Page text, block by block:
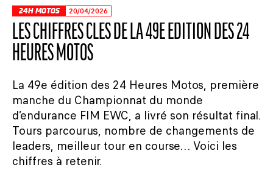
24H MOTOS 20/04/2026
LES CHIFFRES CLÉS DE LA 49E ÉDITION DES 24
HEURES MOTOS
La 49e édition des 24 Heures Motos, première
manche du Championnat du monde
d’endurance FIM EWC, a livré son résultat final.
Tours parcourus, nombre de changements de
leaders, meilleur tour en course… Voici les
chiffres à retenir.